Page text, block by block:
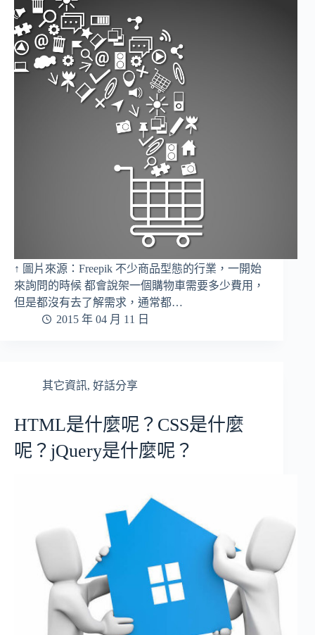
↑ 圖片來源：Freepik 不少商品型態的行業，一開始
來詢問的時候 都會說架一個購物車需要多少費用，
但是都沒有去了解需求，通常都…
2015 年 04 月 11 日
其它資訊, 好話分享
HTML是什麼呢？CSS是什麼
呢？jQuery是什麼呢？